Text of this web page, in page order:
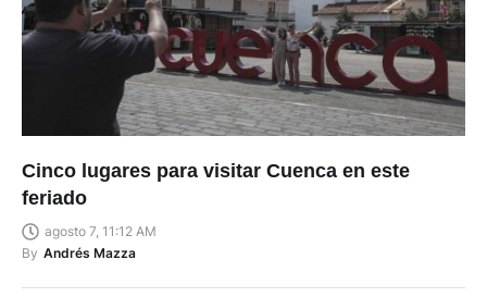
Cinco lugares para visitar Cuenca en este
feriado
agosto 7, 11:12 AM
By Andrés Mazza